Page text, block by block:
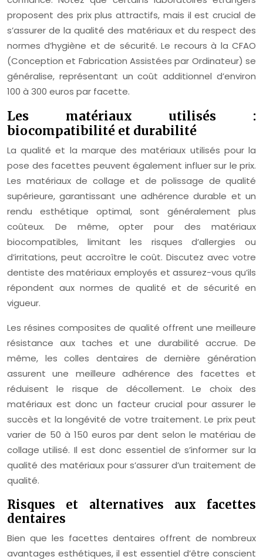
proposent des prix plus attractifs, mais il est crucial de
s’assurer de la qualité des matériaux et du respect des
normes d’hygiène et de sécurité. Le recours à la CFAO
(Conception et Fabrication Assistées par Ordinateur) se
généralise, représentant un coût additionnel d’environ
100 à 300 euros par facette.
Les matériaux utilisés :
biocompatibilité et durabilité
La qualité et la marque des matériaux utilisés pour la
pose des facettes peuvent également influer sur le prix.
Les matériaux de collage et de polissage de qualité
supérieure, garantissant une adhérence durable et un
rendu esthétique optimal, sont généralement plus
coûteux. De même, opter pour des matériaux
biocompatibles, limitant les risques d’allergies ou
d’irritations, peut accroître le coût. Discutez avec votre
dentiste des matériaux employés et assurez-vous qu’ils
répondent aux normes de qualité et de sécurité en
vigueur.
Les résines composites de qualité offrent une meilleure
résistance aux taches et une durabilité accrue. De
même, les colles dentaires de dernière génération
assurent une meilleure adhérence des facettes et
réduisent le risque de décollement. Le choix des
matériaux est donc un facteur crucial pour assurer le
succès et la longévité de votre traitement. Le prix peut
varier de 50 à 150 euros par dent selon le matériau de
collage utilisé. Il est donc essentiel de s’informer sur la
qualité des matériaux pour s’assurer d’un traitement de
qualité.
Risques et alternatives aux facettes
dentaires
Bien que les facettes dentaires offrent de nombreux
avantages esthétiques, il est essentiel d’être conscient